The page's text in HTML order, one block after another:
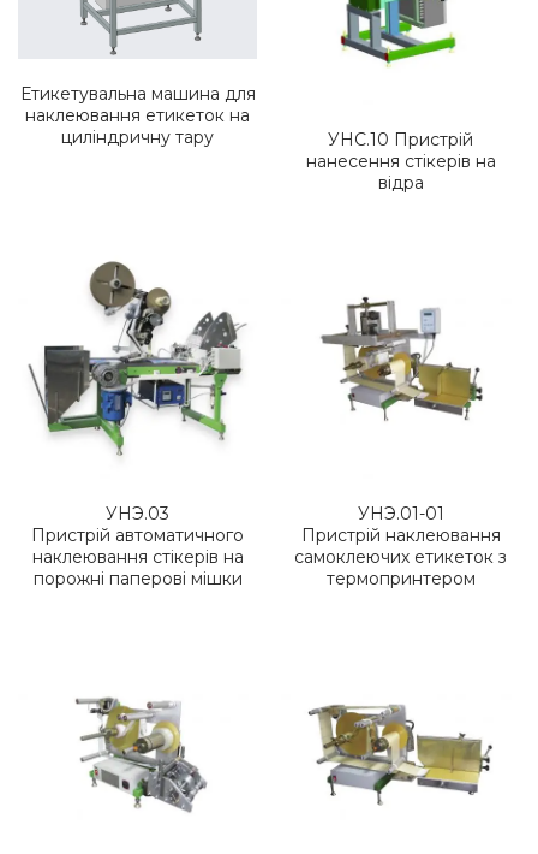
Етикетувальна машина для
наклеювання етикеток на
циліндричну тару
УНС.10 Пристрій
нанесення стікерів на
відра
УНЭ.03
Пристрій автоматичного
наклеювання стікерів на
порожні паперові мішки
УНЭ.01-01
Пристрій наклеювання
самоклеючих етикеток з
термопринтером